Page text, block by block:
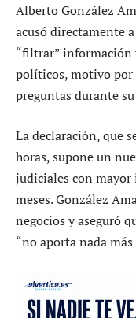
Alberto González
acusó directamente
“filtrar” información
políticos, motivo por
preguntas durante
La declaración, que
horas, supone un
judiciales con
meses. González
negocios y aseguró
“no aporta nada